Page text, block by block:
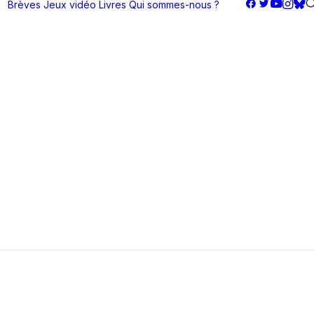
Brèves Jeux vidéo Livres Qui sommes-nous ?